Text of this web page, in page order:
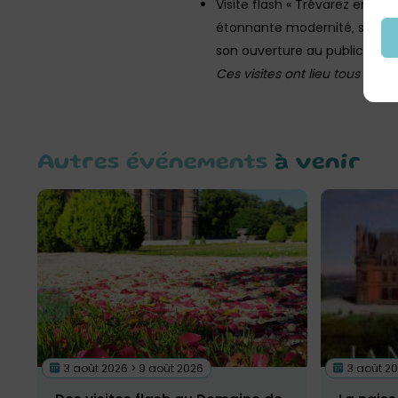
Visite flash « Trévarez en
étonnante modernité, son
son ouverture au public.
Ces visites ont lieu tous les
Autres événements à venir
3 août 2026 > 9 août 2026 3 août